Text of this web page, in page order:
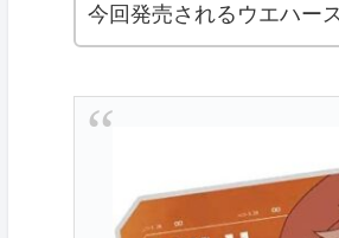
今回発売されるウエハー